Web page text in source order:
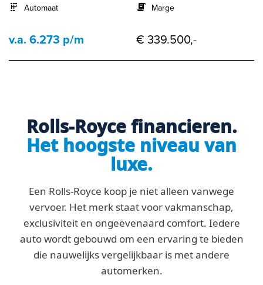
Automaat
Marge
v.a. 6.273 p/m € 339.500,-
Rolls-Royce financieren.
Het hoogste niveau van
luxe.
Een Rolls-Royce koop je niet alleen vanwege
vervoer. Het merk staat voor vakmanschap,
exclusiviteit en ongeëvenaard comfort. Iedere
auto wordt gebouwd om een ervaring te bieden
die nauwelijks vergelijkbaar is met andere
automerken.